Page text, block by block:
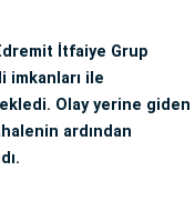
İtfaiye Grup
imkanları ile
Olay yerine giden
ardından